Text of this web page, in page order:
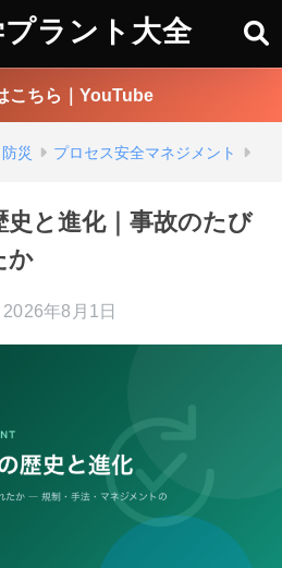
ラント大全
こちら｜YouTube
災 プロセス安全マネジメント
と進化｜事故のたび
か
2026年8月1日